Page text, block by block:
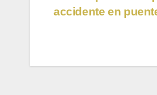
accidente en